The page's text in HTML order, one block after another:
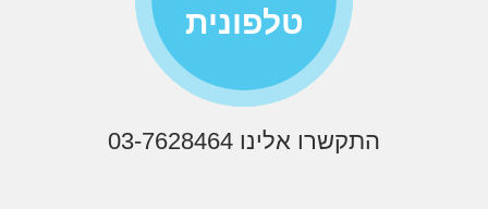
טלפונית
התקשרו אלינו 03-7628464